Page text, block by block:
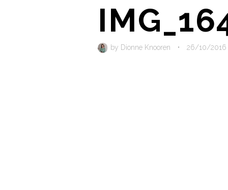
by Dionne Knooren • 26/10/2016